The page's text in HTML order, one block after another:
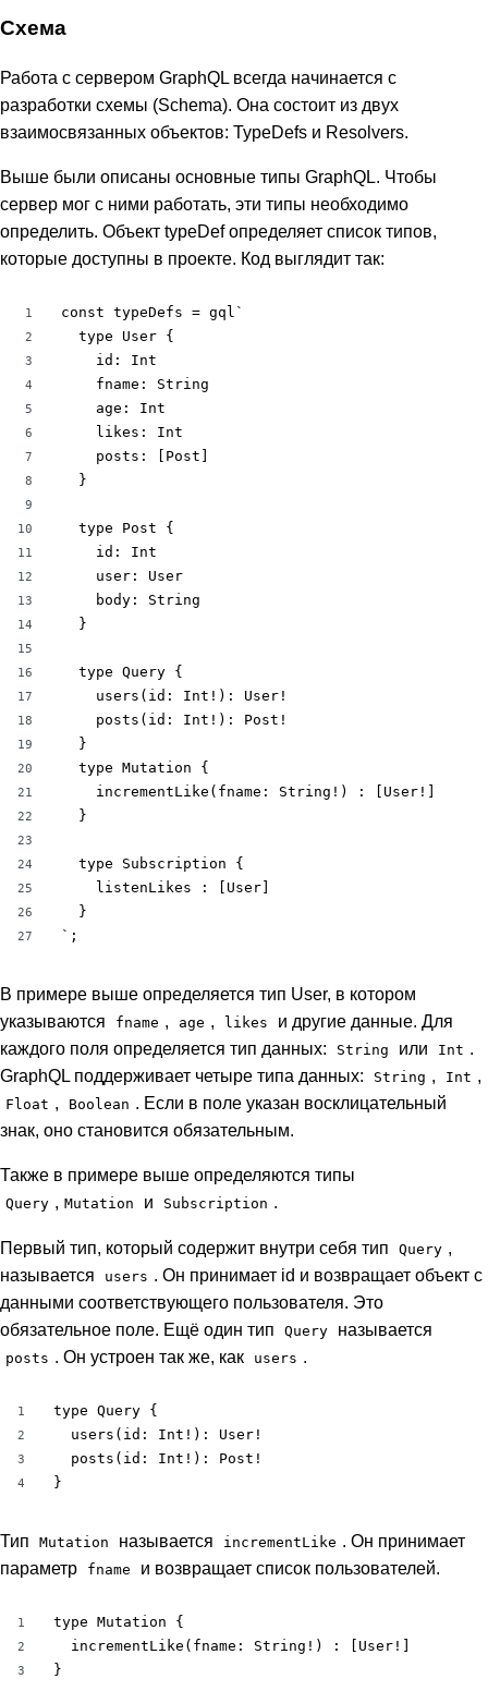
Схема
Работа с сервером GraphQL всегда начинается с
разработки схемы (Schema). Она состоит из двух
взаимосвязанных объектов: TypeDefs и Resolvers.
Выше были описаны основные типы GraphQL. Чтобы
сервер мог с ними работать, эти типы необходимо
определить. Объект typeDef определяет список типов,
которые доступны в проекте. Код выглядит так:
1
2
3
4
5
6
7
8
9
10
11
12
13
14
15
16
17
18
19
20
21
22
23
24
25
26
27
const typeDefs = gql`
  type User {
    id: Int
    fname: String
    age: Int
    likes: Int
    posts: [Post]
  }
  type Post {
    id: Int
    user: User
    body: String
  }
  type Query {
    users(id: Int!): User!
    posts(id: Int!): Post!
  }
  type Mutation {
    incrementLike(fname: String!) : [User!]
  }
  type Subscription {
    listenLikes : [User]
  }
`;
В примере выше определяется тип User, в котором
указываются
fname , age , likes
и другие данные. Для
каждого поля определяется тип данных:
String или Int .
GraphQL поддерживает четыре типа данных:
String , Int ,
Float , Boolean . Если в поле указан восклицательный
знак, оно становится обязательным.
Также в примере выше определяются типы
Query , Mutation и Subscription .
Первый тип, который содержит внутри себя тип Query ,
называется
users . Он принимает id и возвращает объект с
данными соответствующего пользователя. Это
обязательное поле. Ещё один тип
Query называется
posts . Он устроен так же, как users .
1
2
3
4
type Query {
  users(id: Int!): User!
  posts(id: Int!): Post!
}
Тип Mutation называется incrementLike . Он принимает
параметр
fname и возвращает список пользователей.
1
2
3
type Mutation {
  incrementLike(fname: String!) : [User!]
}